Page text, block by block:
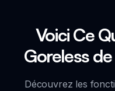
Voici Ce
Goreless
Découvrez les